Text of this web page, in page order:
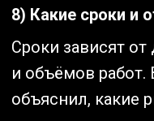
8) Какие сроки и
Сроки зависят от
и объёмов
объяснил, какие